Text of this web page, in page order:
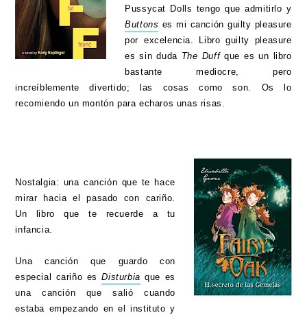
Pussycat Dolls tengo que admitirlo y
Buttons es mi canción guilty pleasure
por excelencia. Libro guilty pleasure
es sin duda The Duffque es un libro
bastante mediocre, pero
increíblemente divertido; las cosas como son. Os lo
recomiendo un montón para echaros unas risas.
Nostalgia: una canción que te hace
mirar hacia el pasado con cariño.
Un libro que te recuerde a tu
infancia.
Una canción que guardo con
especial cariño esDisturbia que es
una canción que salió cuando
estaba empezando en el instituto y